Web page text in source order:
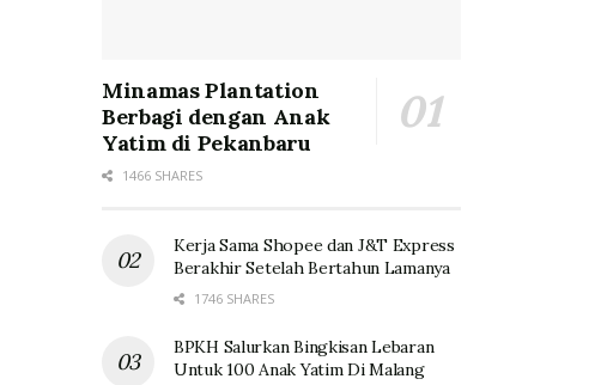
Minamas Plantation
Berbagi dengan Anak
Yatim di Pekanbaru
1466 SHARES
Kerja Sama Shopee dan J&T Express
Berakhir Setelah Bertahun Lamanya
1746 SHARES
BPKH Salurkan Bingkisan Lebaran
Untuk 100 Anak Yatim Di Malang